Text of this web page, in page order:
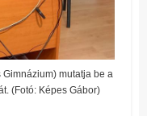
mutatja be a
(Fotó: Képes Gábor)